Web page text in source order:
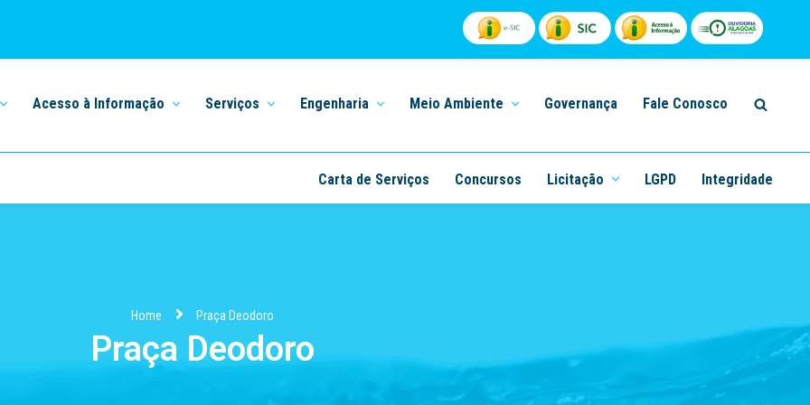
Acesso à Informação Serviços Engenharia Meio Ambiente Governança Fale Conosco
Carta de Serviços Concursos Licitação LGPD Integridade
Home Praça Deodoro
Praça Deodoro